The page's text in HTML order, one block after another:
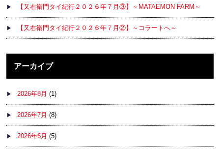
【又右衛門タイ紀行２０２６年７月③】～MATAEMON FARM～
【又右衛門タイ紀行２０２６年７月②】～コラートへ～
アーカイブ
2026年8月 (1)
2026年7月 (8)
2026年6月 (5)